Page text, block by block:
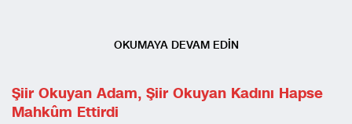
OKUMAYA DEVAM EDİN
Şiir Okuyan Adam, Şiir Okuyan Kadını Hapse
Mahkûm Ettirdi